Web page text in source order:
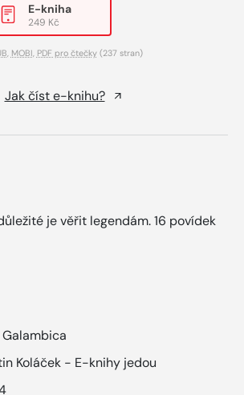
E-kniha
249 Kč
MOBI PDF pro čtečky(237 stran)
Jak číst e-knihu?
je věřit legendám. 16 povídek
Galambica
Koláček - E-knihy jedou